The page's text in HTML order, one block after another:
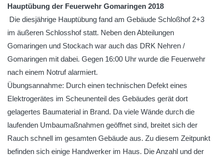
Hauptübung der Feuerwehr Gomaringen 2018
Die diesjährige Hauptübung fand am Gebäude Schloßhof 2+3
im äußeren Schlosshof statt. Neben den Abteilungen
Gomaringen und Stockach war auch das DRK Nehren /
Gomaringen mit dabei. Gegen 16:00 Uhr wurde die Feuerwehr
nach einem Notruf alarmiert.
Übungsannahme: Durch einen technischen Defekt eines
Elektrogerätes im Scheunenteil des Gebäudes gerät dort
gelagertes Baumaterial in Brand. Da viele Wände durch die
laufenden Umbaumaßnahmen geöffnet sind, breitet sich der
Rauch schnell im gesamten Gebäude aus. Zu diesem Zeitpunkt
befinden sich einige Handwerker im Haus. Die Anzahl und der